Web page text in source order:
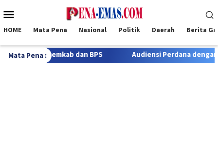
ke
Mobile
HOME Mata Pena Nasional Politik Daerah Berita
Mata Pena :Audiensi Perdana dengan Wartawan, Kapolres Rote